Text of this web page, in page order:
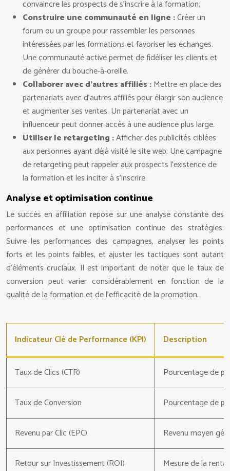
convaincre les prospects de s’inscrire à la formation.
Construire une communauté en ligne :Créer un
forum ou un groupe pour rassembler les personnes
intéressées par les formations et favoriser les échanges.
Une communauté active permet de fidéliser les clients et
de générer du bouche-à-oreille.
Collaborer avec d’autres affiliés :Mettre en place des
partenariats avec d’autres affiliés pour élargir son audience
et augmenter ses ventes. Un partenariat avec un
influenceur peut donner accès à une audience plus large.
Utiliser le retargeting :Afficher des publicités ciblées
aux personnes ayant déjà visité le site web. Une campagne
de retargeting peut rappeler aux prospects l’existence de
la formation et les inciter à s’inscrire.
Analyse et optimisation continue
Le succès en affiliation repose sur une analyse constante des
performances et une optimisation continue des stratégies.
Suivre les performances des campagnes, analyser les points
forts et les points faibles, et ajuster les tactiques sont autant
d’éléments cruciaux. Il est important de noter que le taux de
conversion peut varier considérablement en fonction de la
qualité de la formation et de l’efficacité de la promotion.
Indicateur Clé de Performance (KPI) Description
Taux de Clics (CTR) Pourcentage de
Taux de Conversion Pourcentage de
Revenu par Clic (EPC) Revenu moyen
Retour sur Investissement (ROI) Mesure de la